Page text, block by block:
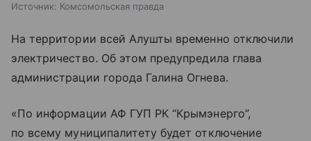
Источник: Комсомольская правда
На территории всей Алушты временно отключили
электричество. Об этом предупредила глава
администрации города Галина Огнева.
«По информации АФ ГУП РК “Крымэнерго”,
по всему муниципалитету будет отключение